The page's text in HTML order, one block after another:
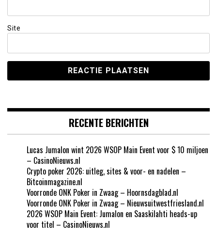
Site
RECENTE BERICHTEN
Lucas Jumalon wint 2026 WSOP Main Event voor $ 10 miljoen
– CasinoNieuws.nl
Crypto poker 2026: uitleg, sites & voor- en nadelen –
Bitcoinmagazine.nl
Voorronde ONK Poker in Zwaag – Hoornsdagblad.nl
Voorronde ONK Poker in Zwaag – Nieuwsuitwestfriesland.nl
2026 WSOP Main Event: Jumalon en Saaskilahti heads-up
voor titel – CasinoNieuws.nl